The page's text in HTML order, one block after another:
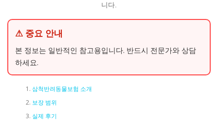
니다.
⚠ 중요 안내
본 정보는 일반적인 참고용입니다. 반드시 전문가와 상담
하세요.
삼척반려동물보험 소개
보장 범위
실제 후기